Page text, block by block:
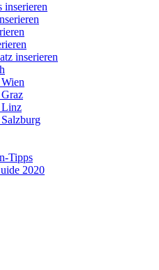
inserieren
inserieren
Linz
Tipps
2020